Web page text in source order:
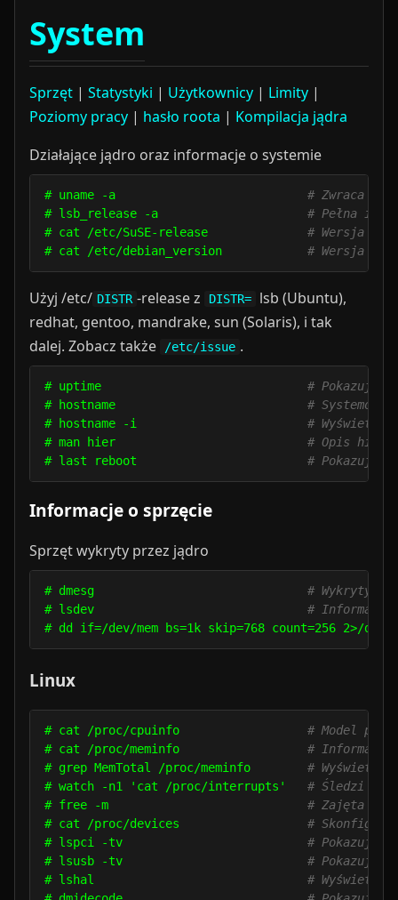
System
Sprzęt | Statystyki | Użytkownicy | Limity |
Poziomy pracy | hasło roota | Kompilacja jądra
Działające jądro oraz informacje o systemie
# uname -a # Zwraca
# lsb_release -a # Pełna
# cat /etc/SuSE-release # Wersja
# cat /etc/debian_version # Wersja
Użyj /etc/ DISTR -release z DISTR=
lsb (Ubuntu),
redhat, gentoo, mandrake, sun (Solaris), i tak
dalej. Zobacz także
/etc/issue .
# uptime # Pokazuje
# hostname # Systemowa
# hostname -i # Wyświetla
# man hier # Opis
# last reboot # Pokazuje
Informacje o sprzęcie
Sprzęt wykryty przez jądro
# dmesg # Wykryty
# lsdev # Informacje
# dd if=/dev/mem bs=1k skip=768 count=256 2>/
Linux
# cat /proc/cpuinfo # Model
# cat /proc/meminfo # Informacje
# grep MemTotal /proc/meminfo # Wyświetla
# watch -n1 'cat /proc/interrupts' # Śledzi
# free -m # Zajęta i
# cat /proc/devices #
# lspci -tv # Pokazuje
# lsusb -tv # Pokazuje
# lshal # Wyświetla